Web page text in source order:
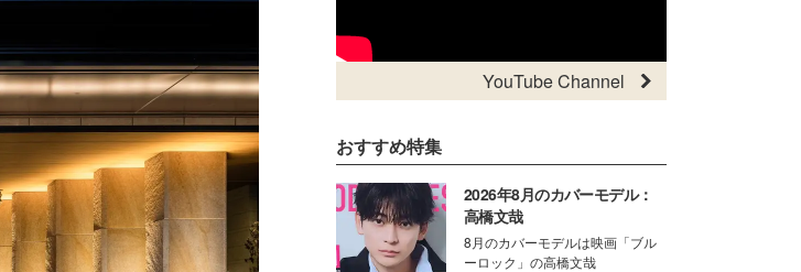
YouTube Channel
おすすめ特集
2026年8月のカバーモデル：
高橋文哉
8月のカバーモデルは映画「ブル
ーロック」の高橋文哉